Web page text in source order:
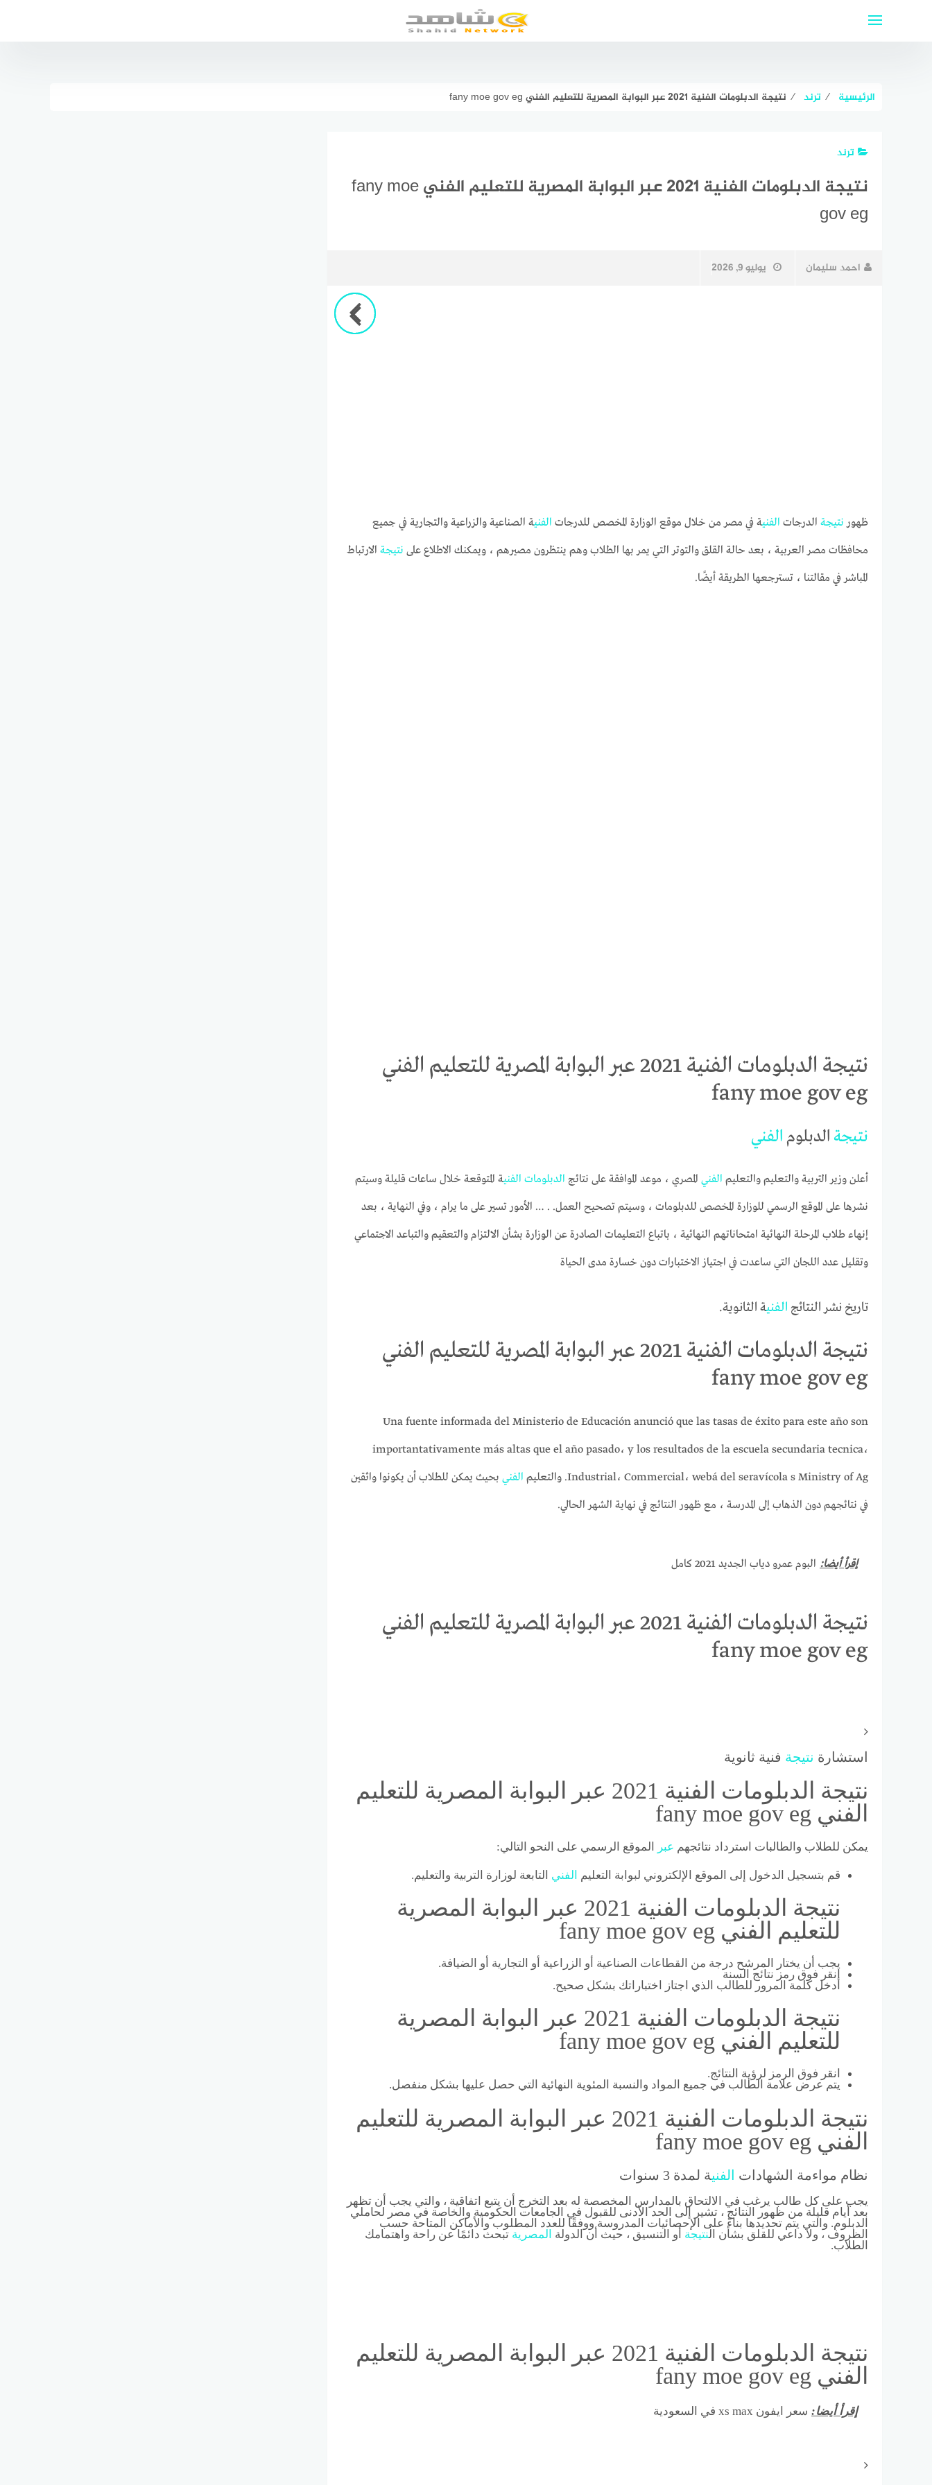
الرئيسية ⁄ ترند ⁄ نتيجة الدبلومات الفنية 2021 عبر البوابة المصرية للتعليم الفني fany moe gov eg
ترند
نتيجة الدبلومات الفنية 2021 عبر البوابة المصرية للتعليم الفني fany moe
gov eg
احمد سليمان يوليو 9, 2026
ظهور نتيجة الدرجات الفنية في مصر من خلال موقع الوزارة المخصص للدرجات الفنية الصناعية والزراعية والتجارية في جميع
محافظات مصر العربية ، بعد حالة القلق والتوتر التي يمر بها الطلاب وهم ينتظرون مصيرهم ، ويمكنك الاطلاع على نتيجة الارتباط
المباشر في مقالتنا ، تسترجعها الطريقة أيضًا.
نتيجة الدبلومات الفنية 2021 عبر البوابة المصرية للتعليم الفني
fany moe gov eg
نتيجة الدبلوم الفني
أعلن وزير التربية والتعليم والتعليم الفني المصري ، موعد الموافقة على نتائج الدبلومات الفنية المتوقعة خلال ساعات قليلة وسيتم
نشرها على الموقع الرسمي للوزارة المخصص للدبلومات ، وسيتم تصحيح العمل. . … الأمور تسير على ما يرام ، وفي النهاية ، بعد
إنهاء طلاب المرحلة النهائية امتحاناتهم النهائية ، باتباع التعليمات الصادرة عن الوزارة بشأن الالتزام والتعقيم والتباعد الاجتماعي
وتقليل عدد اللجان التي ساعدت في اجتياز الاختبارات دون خسارة مدى الحياة
تاريخ نشر النتائج الفنية الثانوية.
نتيجة الدبلومات الفنية 2021 عبر البوابة المصرية للتعليم الفني
fany moe gov eg
Una fuente informada del Ministerio de Educación anunció que las tasas de éxito para este año son
importantativamente más altas que el año pasado، y los resultados de la escuela secundaria tecnica،
Industrial، Commercial، webá del seravícola s Ministry of Ag. والتعليم
الفني بحيث يمكن للطلاب أن يكونوا واثقين
في نتائجهم دون الذهاب إلى المدرسة ، مع ظهور النتائج في نهاية الشهر الحالي.
إقرأ أيضا: البوم عمرو دياب الجديد 2021 كامل
نتيجة الدبلومات الفنية 2021 عبر البوابة المصرية للتعليم الفني
fany moe gov eg
استشارة نتيجة فنية ثانوية
نتيجة الدبلومات الفنية 2021 عبر البوابة المصرية للتعليم
الفني fany moe gov eg
يمكن للطلاب والطالبات استرداد نتائجهم عبر الموقع الرسمي على النحو التالي:
قم بتسجيل الدخول إلى الموقع الإلكتروني لبوابة التعليم الفني التابعة لوزارة التربية والتعليم.
نتيجة الدبلومات الفنية 2021 عبر البوابة المصرية
للتعليم الفني fany moe gov eg
يجب أن يختار المرشح درجة من القطاعات الصناعية أو الزراعية أو التجارية أو الضيافة.
انقر فوق رمز نتائج السنة
أدخل كلمة المرور للطالب الذي اجتاز اختباراتك بشكل صحيح.
نتيجة الدبلومات الفنية 2021 عبر البوابة المصرية
للتعليم الفني fany moe gov eg
انقر فوق الرمز لرؤية النتائج.
يتم عرض علامة الطالب في جميع المواد والنسبة المئوية النهائية التي حصل عليها بشكل منفصل.
نتيجة الدبلومات الفنية 2021 عبر البوابة المصرية للتعليم
الفني fany moe gov eg
نظام مواءمة الشهادات الفنية لمدة 3 سنوات
يجب على كل طالب يرغب في الالتحاق بالمدارس المخصصة له بعد التخرج أن يتبع اتفاقية ، والتي يجب أن تظهر
بعد أيام قليلة من ظهور النتائج ، تشير إلى الحد الأدنى للقبول في الجامعات الحكومية والخاصة في مصر لحاملي
الدبلوم. والتي يتم تحديدها بناءً على الإحصائيات المدروسة ووفقًا للعدد المطلوب والأماكن المتاحة حسب
الظروف ، ولا داعي للقلق بشأن النتيجة أو التنسيق ، حيث أن الدولة المصرية تبحث دائمًا عن راحة واهتمامك
الطلاب.
نتيجة الدبلومات الفنية 2021 عبر البوابة المصرية للتعليم
الفني fany moe gov eg
إقرأ أيضا: سعر ايفون xs max في السعودية